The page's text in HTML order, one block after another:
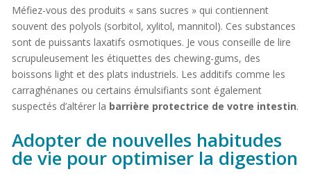
Méfiez-vous des produits « sans sucres » qui contiennent
souvent des polyols (sorbitol, xylitol, mannitol). Ces substances
sont de puissants laxatifs osmotiques. Je vous conseille de lire
scrupuleusement les étiquettes des chewing-gums, des
boissons light et des plats industriels. Les additifs comme les
carraghénanes ou certains émulsifiants sont également
suspectés d’altérer la barrière protectrice de votre intestin.
Adopter de nouvelles habitudes
de vie pour optimiser la digestion